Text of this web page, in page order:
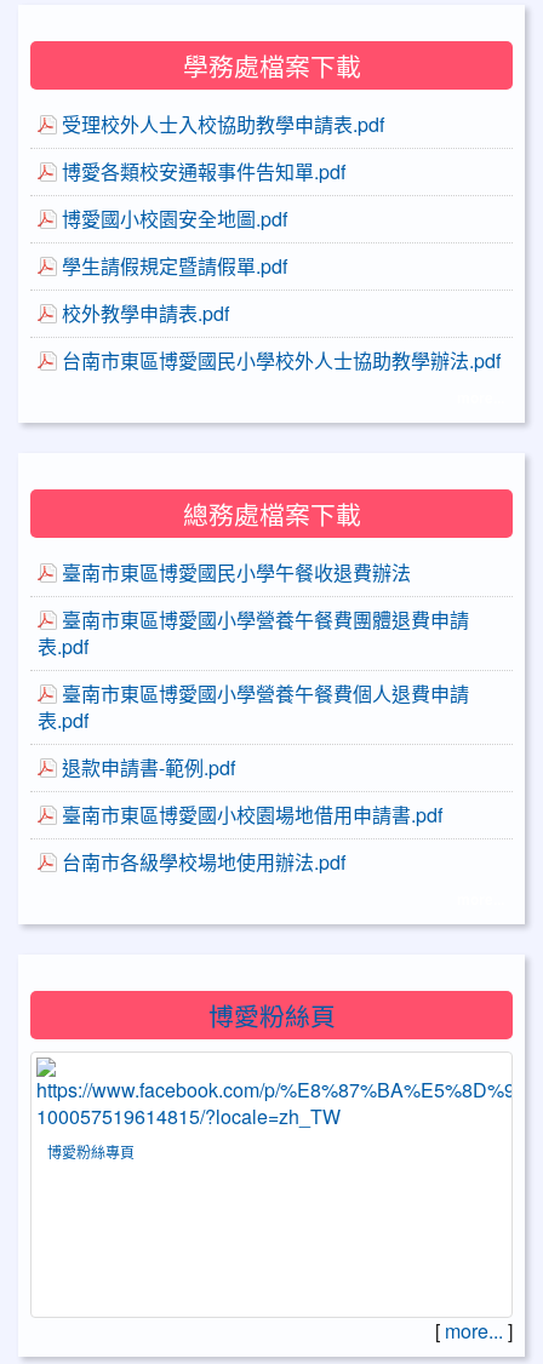
學務處檔案下載
受理校外人士入校協助教學申請表.pdf
博愛各類校安通報事件告知單.pdf
博愛國小校園安全地圖.pdf
學生請假規定暨請假單.pdf
校外教學申請表.pdf
台南市東區博愛國民小學校外人士協助教學辦法.pdf
總務處檔案下載
臺南市東區博愛國民小學午餐收退費辦法
臺南市東區博愛國小學營養午餐費團體退費申請
表.pdf
臺南市東區博愛國小學營養午餐費個人退費申請
表.pdf
退款申請書-範例.pdf
臺南市東區博愛國小校園場地借用申請書.pdf
台南市各級學校場地使用辦法.pdf
博愛粉絲頁
博愛粉絲專頁
[ more... ]